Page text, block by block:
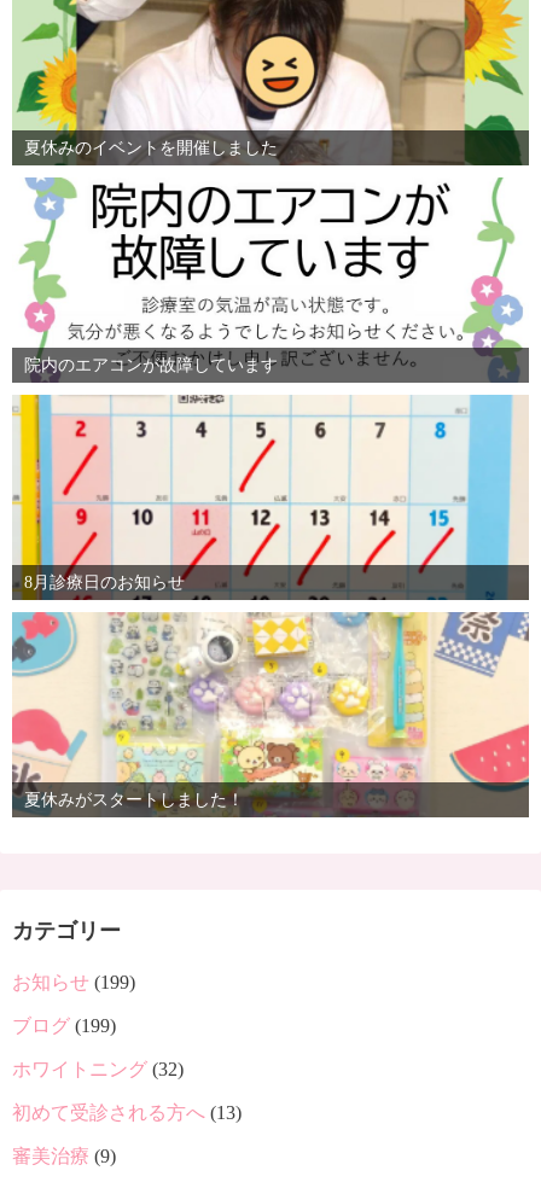
夏休みのイベントを開催しました
院内のエアコンが故障しています
8月診療日のお知らせ
夏休みがスタートしました！
カテゴリー
お知らせ (199)
ブログ (199)
ホワイトニング (32)
初めて受診される方へ (13)
審美治療 (9)